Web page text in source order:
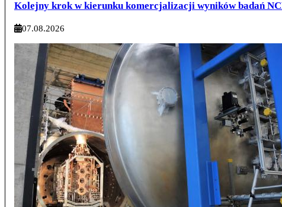
Kolejny krok w kierunku komercjalizacji wyników badań
07.08.2026